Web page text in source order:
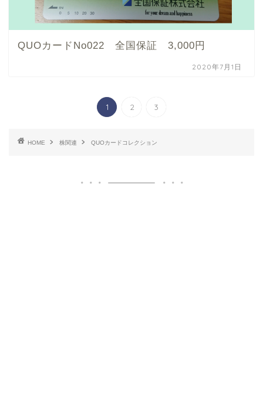
QUOカードNo022 全国保証 3,000円
2020年7月1日
1 2 3
HOME 株関連 QUOカードコレクション